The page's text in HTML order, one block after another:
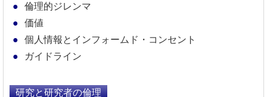
倫理的ジレンマ
価値
個人情報とインフォームド・コンセント
ガイドライン
研究と研究者の倫理